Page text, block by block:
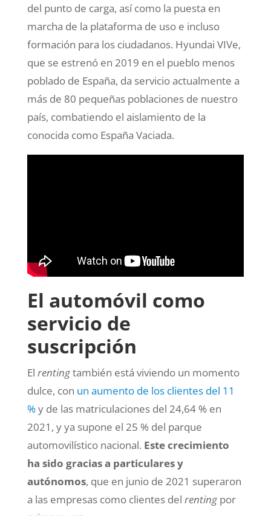
del punto de carga, así como la puesta en
marcha de la plataforma de uso e incluso
formación para los ciudadanos. Hyundai VIVe,
que se estrenó en 2019 en el pueblo menos
poblado de España, da servicio actualmente a
más de 80 pequeñas poblaciones de nuestro
país, combatiendo el aislamiento de la
conocida como España Vaciada.
El automóvil como
servicio de
suscripción
El rentingtambién está viviendo un momento
dulce, con un aumento de los clientes del 11
%y de las matriculaciones del 24,64 % en
2021, y ya supone el 25 % del parque
automovilístico nacional. Este crecimiento
ha sido gracias a particulares y
autónomos, que en junio de 2021 superaron
a las empresas como clientes del rentingpor